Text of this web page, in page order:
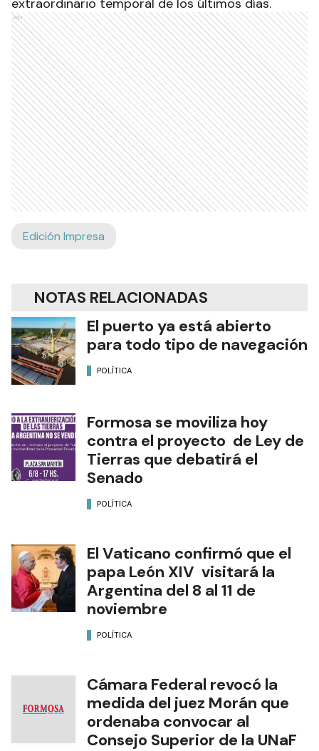
extraordinario temporal de los últimos días.
Ads
Edición Impresa
NOTAS RELACIONADAS
El puerto ya está abierto
para todo tipo de navegación
POLÍTICA
Formosa se moviliza hoy
contra el proyecto de Ley de
Tierras que debatirá el
Senado
POLÍTICA
El Vaticano confirmó que el
papa León XIV visitará la
Argentina del 8 al 11 de
noviembre
POLÍTICA
Cámara Federal revocó la
medida del juez Morán que
ordenaba convocar al
Consejo Superior de la UNaF